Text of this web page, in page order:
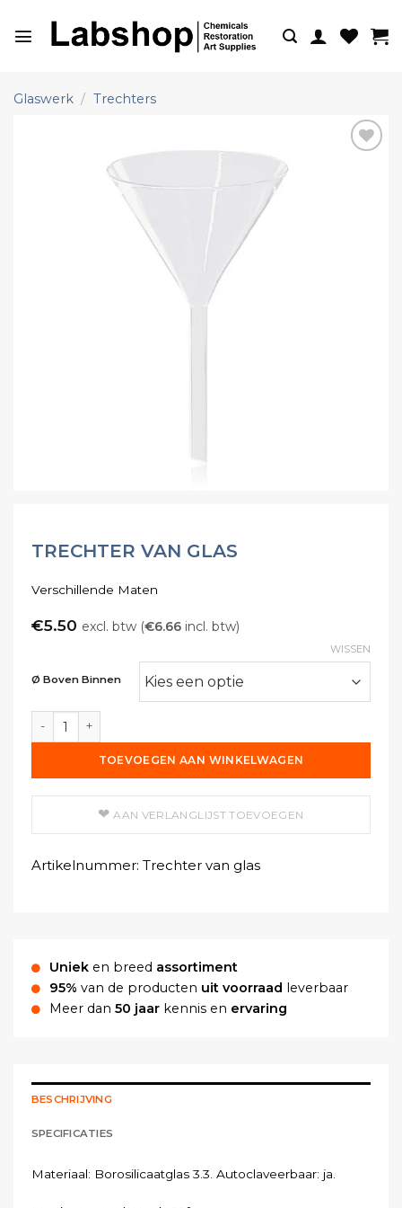
naar
Glaswerk / Trechters
TRECHTER VAN GLAS
Verschillende Maten
€5.50 excl. btw (€6.66 incl. btw)
Ø Boven Binnen
WISSEN
Trechter van glas aantal
TOEVOEGEN AAN WINKELWAGEN
AAN VERLANGLIJST TOEVOEGEN
Artikelnummer: Trechter van glas
Uniek en breed assortiment
95% van de producten uit voorraad
leverbaar
Meer dan 50 jaar kennis en ervaring
BESCHRIJVING
SPECIFICATIES
Materiaal: Borosilicaatglas 3.3. Autoclaveerbaar: ja.